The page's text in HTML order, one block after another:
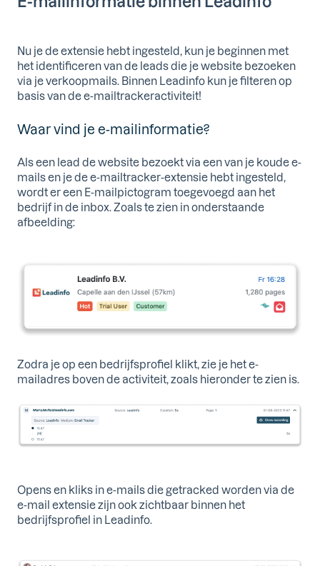
Nu je de extensie hebt ingesteld, kun je beginnen met
het identificeren van de leads die je website bezoeken
via je verkoopmails. Binnen Leadinfo kun je filteren op
basis van de e-mailtrackeractiviteit!
Waar vind je e-mailinformatie?
Als een lead de website bezoekt via een van je koude e-
mails en je de e-mailtracker-extensie hebt ingesteld,
wordt er een E-mailpictogram toegevoegd aan het
bedrijf in de inbox. Zoals te zien in onderstaande
afbeelding:
Zodra je op een bedrijfsprofiel klikt, zie je het e-
mailadres boven de activiteit, zoals hieronder te zien is.
Opens en kliks in e-mails die getracked worden via de
e-mail extensie zijn ook zichtbaar binnen het
bedrijfsprofiel in Leadinfo.